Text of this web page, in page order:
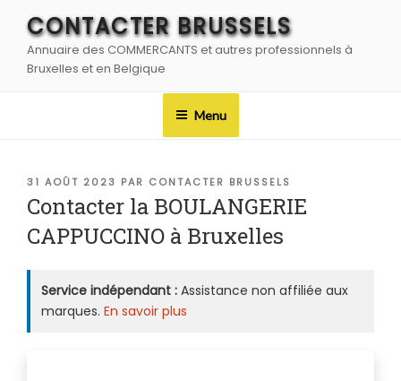
contenu
principal
CONTACTER BRUSSELS
Annuaire des COMMERCANTS et autres professionnels à
Bruxelles et en Belgique
Menu
PUBLIÉ
LE
31 AOÛT 2023 PAR CONTACTER BRUSSELS
Contacter la BOULANGERIE
CAPPUCCINO à Bruxelles
Service indépendant : Assistance non affiliée aux
marques. En savoir plus